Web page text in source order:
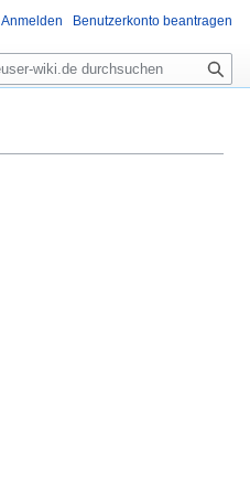
Anmelden Benutzerkonto beantragen